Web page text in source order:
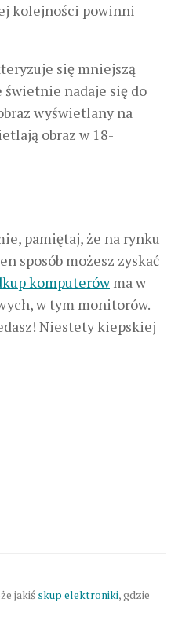
kolejności powinni
się mniejszą
świetnie nadaje się do
wyświetlany na
obraz w 18-
pamiętaj, że na rynku
sposób możesz zyskać
komputerówma w
w tym monitorów.
Niestety kiepskiej
jakiś skup elektroniki, gdzie